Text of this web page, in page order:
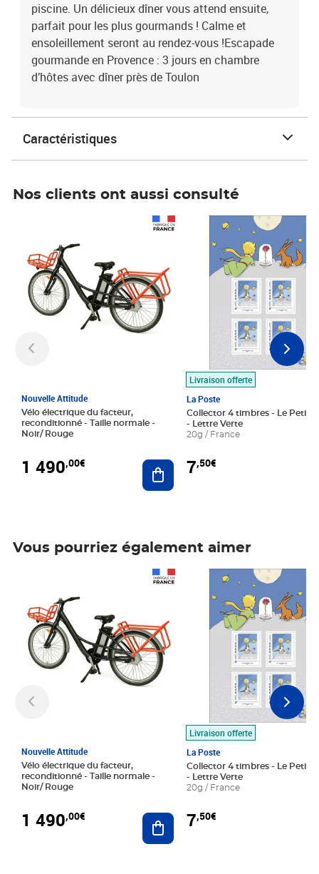
piscine. Un délicieux dîner vous attend ensuite,
parfait pour les plus gourmands ! Calme et
ensoleillement seront au rendez-vous !Escapade
gourmande en Provence : 3 jours en chambre
d’hôtes avec dîner près de Toulon
Caractéristiques
Nos clients ont aussi consulté
Nouvelle Attitude
Vélo électrique du facteur,
reconditionné - Taille normale -
Noir/ Rouge
1 490,00€ Ajouter au panier
Livraison offerte
La Poste
Collector 4 timbres - Le Petit
- Lettre Verte
20g / France
7,50€
Prix 7,50€
Vous pourriez également aimer
Nouvelle Attitude
Vélo électrique du facteur,
reconditionné - Taille normale -
Noir/ Rouge
1 490,00€ Ajouter au panier
Livraison offerte
La Poste
Collector 4 timbres - Le Petit
- Lettre Verte
20g / France
7,50€
Prix 7,50€